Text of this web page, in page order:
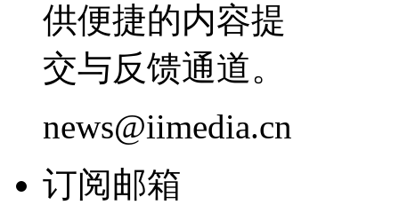
供便捷的内容提
交与反馈通道。
news@iimedia.cn
订阅邮箱